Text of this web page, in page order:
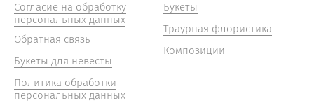
Согласие на обработку
персональных данных
Обратная связь
Букеты для невесты
Политика обработки
персональных данных
Букеты
Траурная флористика
Композиции